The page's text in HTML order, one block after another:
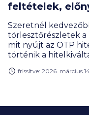
feltételek,
Szeretnél
törlesztőrészletek a
mit nyújt az OTP
történik a
frissítve: 2026. március